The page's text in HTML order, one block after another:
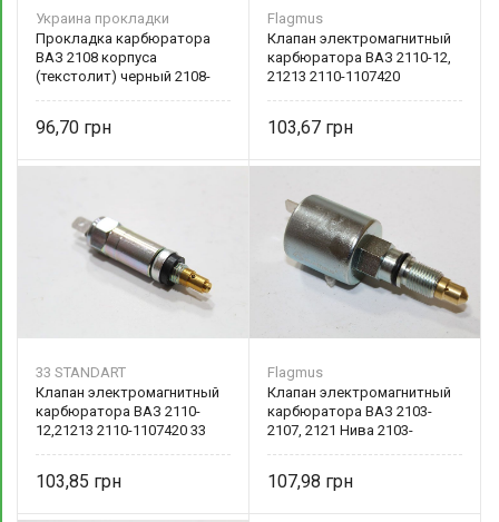
Украина прокладки
Прокладка карбюратора
ВАЗ 2108 корпуса
(текстолит) черный 2108-
96,70
Flagmus
Клапан электромагнитный
карбюратора ВАЗ 2110-12,
21213 2110-1107420
103,67
33 STANDART
Клапан электромагнитный
карбюратора ВАЗ 2110-
12,21213 2110-1107420 33
103,85
Flagmus
Клапан электромагнитный
карбюратора ВАЗ 2103-
2107, 2121 Нива 2103-
107,98